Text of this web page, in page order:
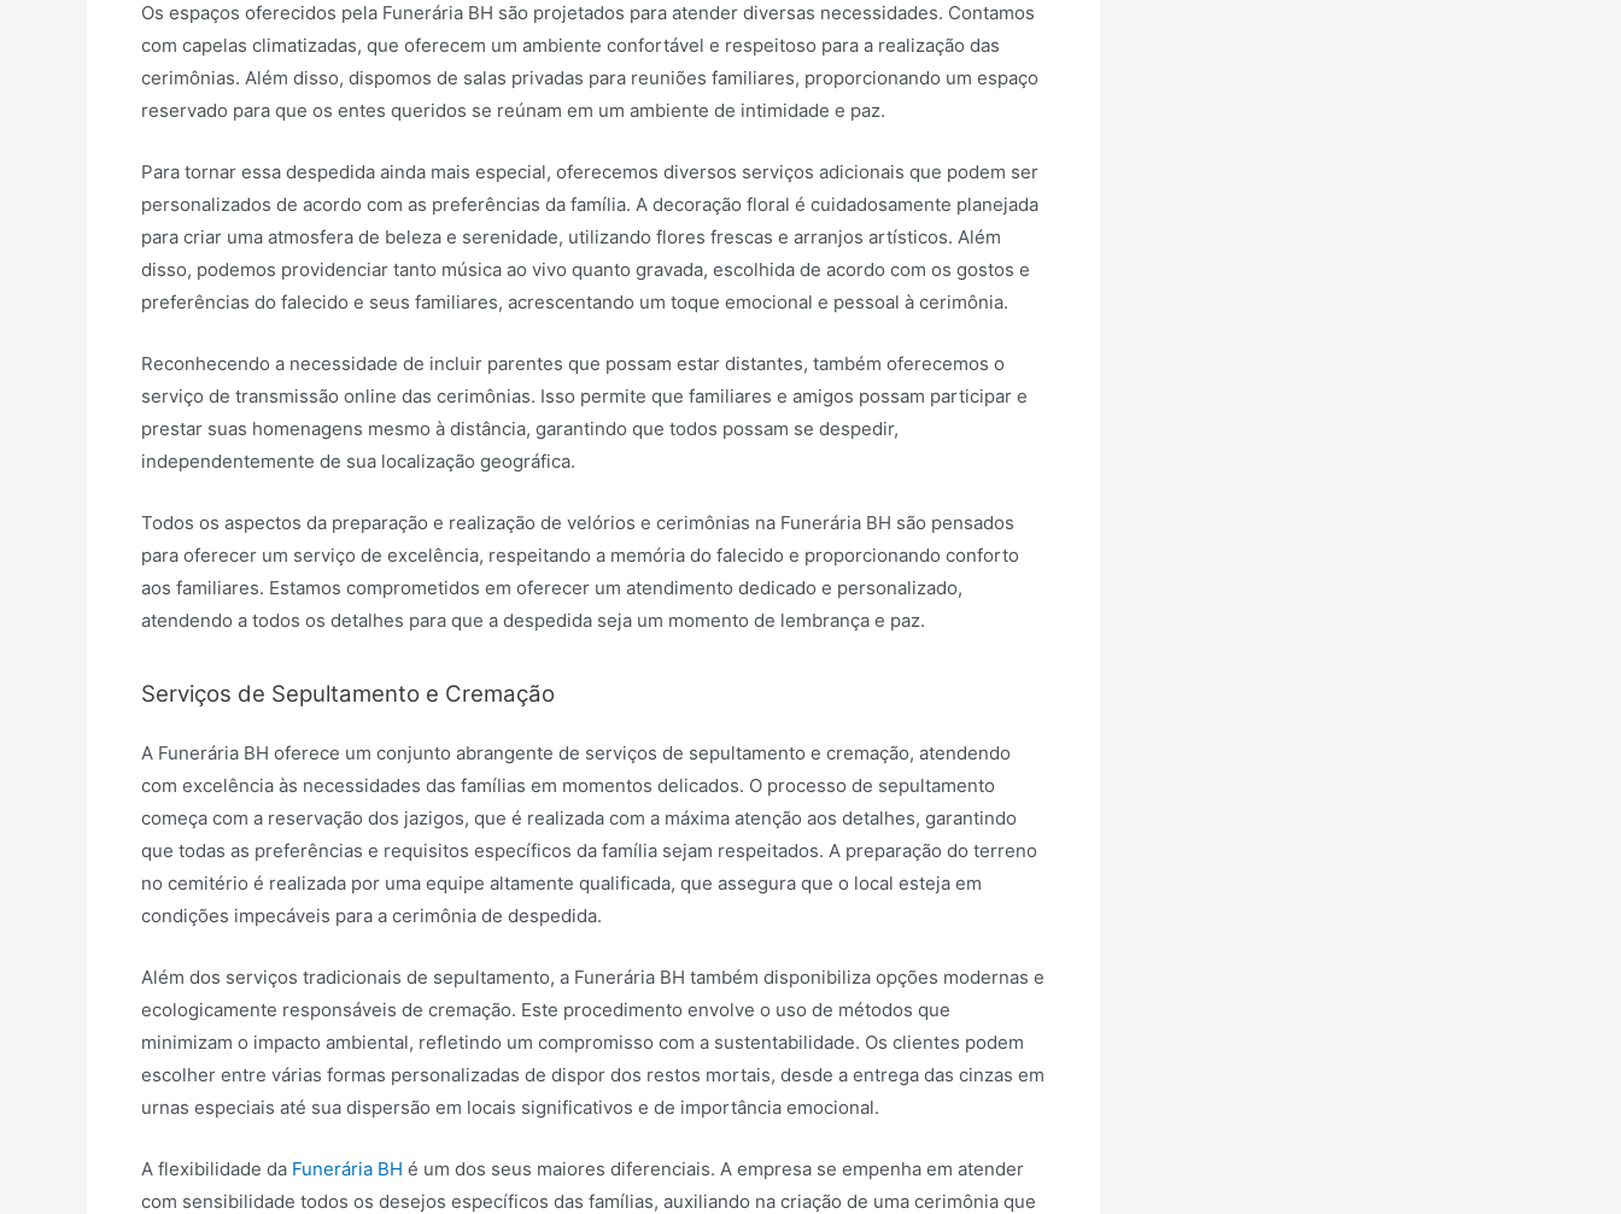
Os espaços oferecidos pela Funerária BH são projetados para atender diversas necessidades. Contamos
com capelas climatizadas, que oferecem um ambiente confortável e respeitoso para a realização das
cerimônias. Além disso, dispomos de salas privadas para reuniões familiares, proporcionando um espaço
reservado para que os entes queridos se reúnam em um ambiente de intimidade e paz.
Para tornar essa despedida ainda mais especial, oferecemos diversos serviços adicionais que podem ser
personalizados de acordo com as preferências da família. A decoração floral é cuidadosamente planejada
para criar uma atmosfera de beleza e serenidade, utilizando flores frescas e arranjos artísticos. Além
disso, podemos providenciar tanto música ao vivo quanto gravada, escolhida de acordo com os gostos e
preferências do falecido e seus familiares, acrescentando um toque emocional e pessoal à cerimônia.
Reconhecendo a necessidade de incluir parentes que possam estar distantes, também oferecemos o
serviço de transmissão online das cerimônias. Isso permite que familiares e amigos possam participar e
prestar suas homenagens mesmo à distância, garantindo que todos possam se despedir,
independentemente de sua localização geográfica.
Todos os aspectos da preparação e realização de velórios e cerimônias na Funerária BH são pensados
para oferecer um serviço de excelência, respeitando a memória do falecido e proporcionando conforto
aos familiares. Estamos comprometidos em oferecer um atendimento dedicado e personalizado,
atendendo a todos os detalhes para que a despedida seja um momento de lembrança e paz.
Serviços de Sepultamento e Cremação
A Funerária BH oferece um conjunto abrangente de serviços de sepultamento e cremação, atendendo
com excelência às necessidades das famílias em momentos delicados. O processo de sepultamento
começa com a reservação dos jazigos, que é realizada com a máxima atenção aos detalhes, garantindo
que todas as preferências e requisitos específicos da família sejam respeitados. A preparação do terreno
no cemitério é realizada por uma equipe altamente qualificada, que assegura que o local esteja em
condições impecáveis para a cerimônia de despedida.
Além dos serviços tradicionais de sepultamento, a Funerária BH também disponibiliza opções modernas e
ecologicamente responsáveis de cremação. Este procedimento envolve o uso de métodos que
minimizam o impacto ambiental, refletindo um compromisso com a sustentabilidade. Os clientes podem
escolher entre várias formas personalizadas de dispor dos restos mortais, desde a entrega das cinzas em
urnas especiais até sua dispersão em locais significativos e de importância emocional.
A flexibilidade da Funerária BH é um dos seus maiores diferenciais. A empresa se empenha em atender
com sensibilidade todos os desejos específicos das famílias, auxiliando na criação de uma cerimônia que